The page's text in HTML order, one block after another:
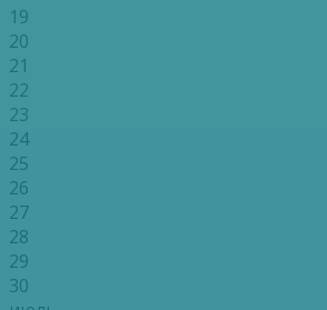
19
20
21
22
23
24
25
26
27
28
29
30